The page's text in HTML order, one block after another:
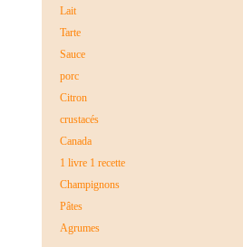
Lait
Tarte
Sauce
porc
Citron
crustacés
Canada
1 livre 1 recette
Champignons
Pâtes
Agrumes